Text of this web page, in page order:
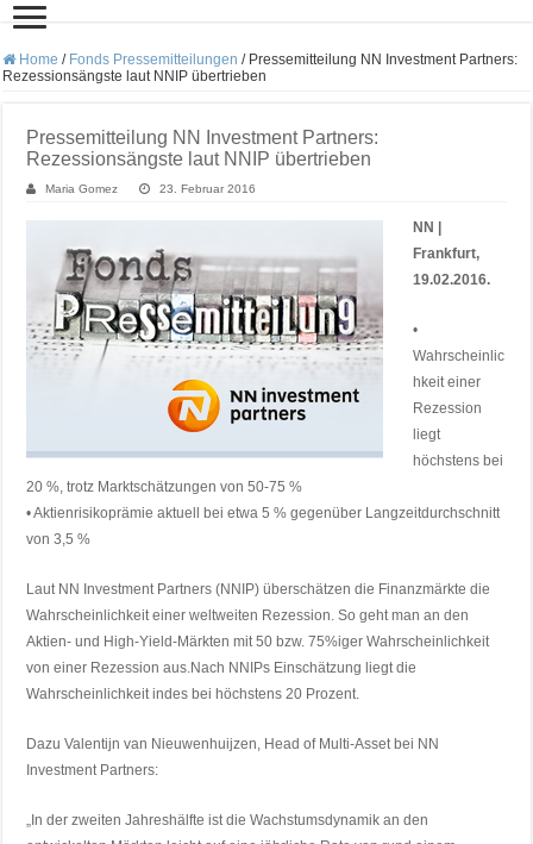
Home / Fonds Pressemitteilungen / Pressemitteilung NN Investment Partners:
Rezessionsängste laut NNIP übertrieben
Pressemitteilung NN Investment Partners:
Rezessionsängste laut NNIP übertrieben
Maria Gomez 23. Februar 2016
NN |
Frankfurt,
19.02.2016.
•
Wahrscheinlic
hkeit einer
Rezession
liegt
höchstens bei
20 %, trotz Marktschätzungen von 50-75 %
• Aktienrisikoprämie aktuell bei etwa 5 % gegenüber Langzeitdurchschnitt
von 3,5 %
Laut NN Investment Partners (NNIP) überschätzen die Finanzmärkte die
Wahrscheinlichkeit einer weltweiten Rezession. So geht man an den
Aktien- und High-Yield-Märkten mit 50 bzw. 75%iger Wahrscheinlichkeit
von einer Rezession aus.Nach NNIPs Einschätzung liegt die
Wahrscheinlichkeit indes bei höchstens 20 Prozent.
Dazu Valentijn van Nieuwenhuijzen, Head of Multi-Asset bei NN
Investment Partners:
„In der zweiten Jahreshälfte ist die Wachstumsdynamik an den